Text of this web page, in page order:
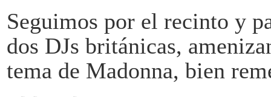
Seguimos por el recinto y
dos DJs británicas,
tema de Madonna, bien